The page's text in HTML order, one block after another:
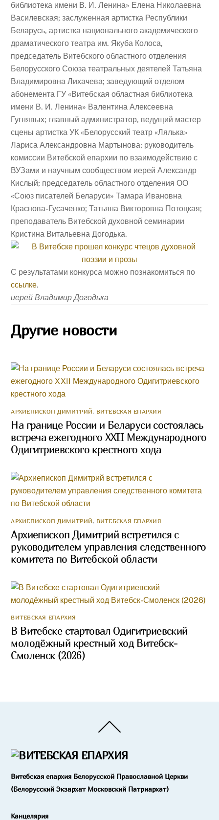
библиотека имени В. И. Ленина» Елена Николаевна
Василевская; заслуженная артистка Республики
Беларусь, артистка национального академического
драматического театра им. Якуба Колоса,
председатель Витебского областного отделения
Белорусского Союза театральных деятелей Татьяна
Владимировна Лихачева; заведующий отделом
абонемента ГУ «Витебская областная библиотека
имени В. И. Ленина» Валентина Алексеевна
Гугнявых; главный администратор, ведущий мастер
сцены артистка УК «Белорусский театр «Лялька»
Лариса Александровна Мартынова; руководитель
комиссии Витебской епархии по взаимодействию с
ВУЗами и научным сообществом иерей Александр
Кислый; председатель областного отделения ОО
«Союз писателей Беларуси» Тамара Ивановна
Краснова-Гусаченко; Татьяна Викторовна Потоцкая;
преподаватель Витебской духовной семинарии
Кристина Витальевна Догодька.
С результатами конкурса можно познакомиться по
ссылке.
иерей Владимир Догодька
Другие новости
АРХИЕПИСКОП ДИМИТРИЙ, ВИТЕБСКАЯ ЕПАРХИЯ
На границе России и Беларуси состоялась
встреча ежегодного XXII Международного
Одигитриевского крестного хода
АРХИЕПИСКОП ДИМИТРИЙ, ВИТЕБСКАЯ ЕПАРХИЯ
Архиепископ Димитрий встретился с
руководителем управления следственного
комитета по Витебской области
ВИТЕБСКАЯ ЕПАРХИЯ
В Витебске стартовал Одигитриевский
молодёжный крестный ход Витебск-
Смоленск (2026)
To
Витебская епархия Белорусской Православной Церкви
(Белорусский Экзархат Московский Патриархат)
Канцелярия